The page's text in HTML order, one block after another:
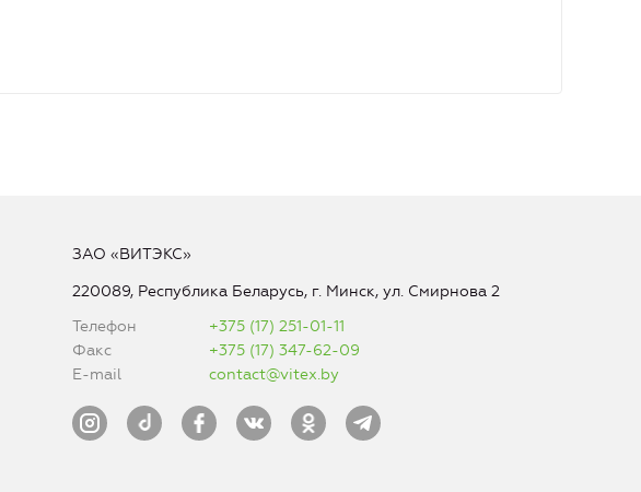
ЗАО «ВИТЭКС»
220089, Республика Беларусь, г. Минск, ул. Смирнова 2
Телефон
+375 (17) 251-01-11
Факс
+375 (17) 347-62-09
E-mail
contact@vitex.by